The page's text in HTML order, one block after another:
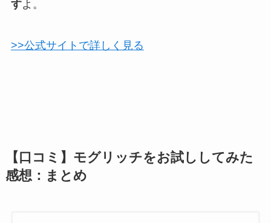
すよ。
>>公式サイトで詳しく見る
【口コミ】モグリッチをお試ししてみた
感想：まとめ